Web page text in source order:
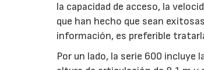
la capacidad de acceso, la
que han hecho que sean
información, es preferible
Por un lado, la serie 600 incluye